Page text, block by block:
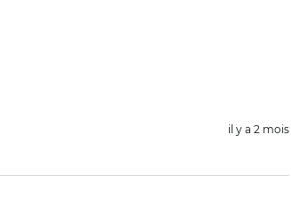
il y a 2 mois